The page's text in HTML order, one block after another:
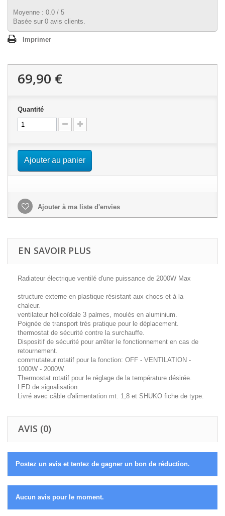
Moyenne : 0.0 / 5
Basée sur 0 avis clients.
Imprimer
69,90 €
Quantité
Ajouter au panier
Ajouter à ma liste d'envies
EN SAVOIR PLUS
Radiateur électrique ventilé d'une puissance de 2000W Max
structure externe en plastique résistant aux chocs et à la
chaleur.
ventilateur hélicoïdale 3 palmes, moulés en aluminium.
Poignée de transport très pratique pour le déplacement.
thermostat de sécurité contre la surchauffe.
Dispositif de sécurité pour arrêter le fonctionnement en cas de
retournement.
commutateur rotatif pour la fonction: OFF - VENTILATION -
1000W - 2000W.
Thermostat rotatif pour le réglage de la température désirée.
LED de signalisation.
Livré avec câble d'alimentation mt. 1,8 et SHUKO fiche de type.
AVIS (0)
Postez un avis et tentez de gagner un bon de réduction.
Aucun avis pour le moment.